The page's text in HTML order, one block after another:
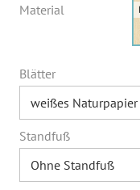
Material
Blätter
Standfuß